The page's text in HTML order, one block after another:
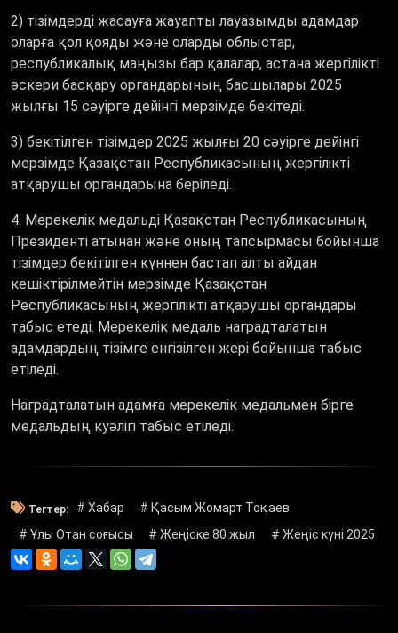
2) тізімдерді жасауға жауапты лауазымды адамдар
оларға қол қояды және оларды облыстар,
республикалық маңызы бар қалалар, астана жергілікті
әскери басқару органдарының басшылары 2025
жылғы 15 сәуірге дейінгі мерзімде бекітеді.
3) бекітілген тізімдер 2025 жылғы 20 сәуірге дейінгі
мерзімде Қазақстан Республикасының жергілікті
атқарушы органдарына беріледі.
4. Мерекелік медальді Қазақстан Республикасының
Президенті атынан және оның тапсырмасы бойынша
тізімдер бекітілген күннен бастап алты айдан
кешiктірілмейтін мерзiмде Қазақстан
Республикасының жергілікті атқарушы органдары
табыс етеді. Мерекелік медаль наградталатын
адамдардың тізімге енгізілген жері бойынша табыс
етіледі.
Наградталатын адамға мерекелік медальмен бірге
медальдың куәлігі табыс етіледі.
Тегтер: # Хабар
# Қасым Жомарт Тоқаев
# Ұлы Отан соғысы
# Жеңіске 80 жыл # Жеңіс күні 2025